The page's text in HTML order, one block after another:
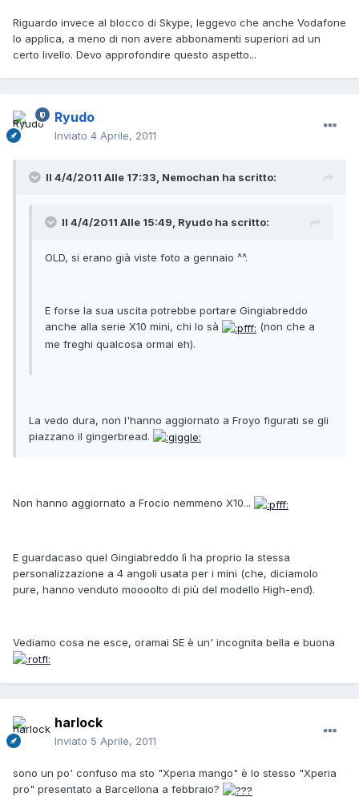
Riguardo invece al blocco di Skype, leggevo che anche Vodafone
lo applica, a meno di non avere abbonamenti superiori ad un
certo livello. Devo approfondire questo aspetto...
Ryudo
Inviato 4 Aprile, 2011
Il 4/4/2011 Alle 17:33, Nemochan ha scritto:
Il 4/4/2011 Alle 15:49, Ryudo ha scritto:
OLD, si erano già viste foto a gennaio ^^.
E forse la sua uscita potrebbe portare Gingiabreddo
anche alla serie X10 mini, chi lo sà
(non che a
me freghi qualcosa ormai eh).
La vedo dura, non l'hanno aggiornato a Froyo figurati se gli
piazzano il gingerbread.
Non hanno aggiornato a Frocio nemmeno X10...
E guardacaso quel Gingiabreddo lì ha proprio la stessa
personalizzazione a 4 angoli usata per i mini (che, diciamolo
pure, hanno venduto moooolto di più del modello High-end).
Vediamo cosa ne esce, oramai SE è un' incognita bella e buona
harlock
Inviato 5 Aprile, 2011
sono un po' confuso ma sto "Xperia mango" è lo stesso "Xperia
pro" presentato a Barcellona a febbraio?